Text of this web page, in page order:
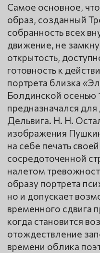
Самое основное,
образ, созданный
собранность всех
движение, не
открытость,
готовность к
портрета близка
Болдинской осенью
предназначался
Дельвига. Н. Н.
изображения
на себе печать
сосредоточенной
налетом
образу портрета
но и допускает
временного сдвига
когда становится
отождествление
времени облика